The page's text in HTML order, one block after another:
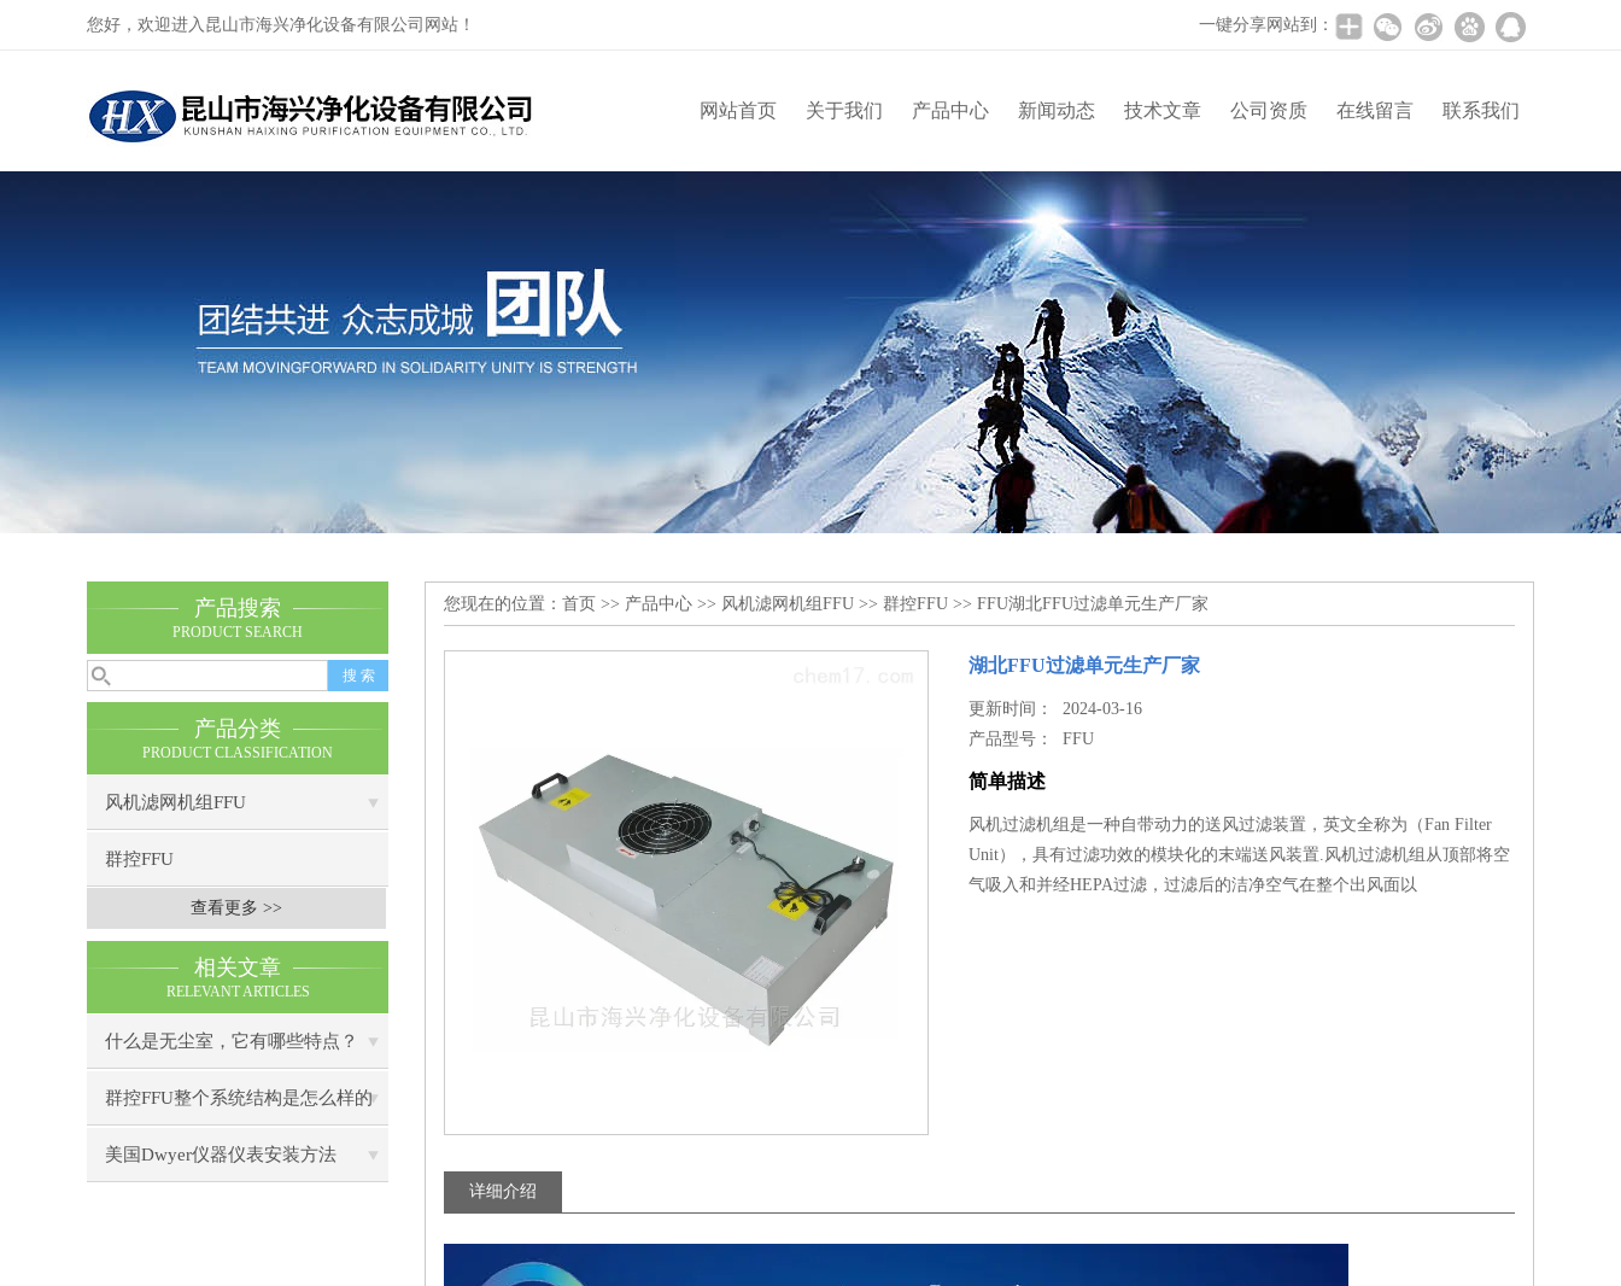
您好，欢迎进入昆山市海兴净化设备有限公司网站！ 一键分享网站到：
网站首页 关于我们 产品中心 新闻动态 技术文章 公司资质 在线留言 联系我们
产品搜索
PRODUCT SEARCH
产品分类
PRODUCT CLASSIFICATION
风机滤网机组FFU
群控FFU
查看更多 >>
相关文章
RELEVANT ARTICLES
什么是无尘室，它有哪些特点？
群控FFU整个系统结构是怎么样的
呢？
美国Dwyer仪器仪表安装方法
您现在的位置： 首页 >> 产品中心 >> 风机滤网机组FFU >> 群控FFU >> FFU湖北FFU过滤单元生产厂家
湖北FFU过滤单元生产厂家
更新时间： 2024-03-16
产品型号：FFU
简单描述
风机过滤机组是一种自带动力的送风过滤装置，英文全称为（Fan Filter
Unit），具有过滤功效的模块化的末端送风装置.风机过滤机组从顶部将空
气吸入和并经HEPA过滤，过滤后的洁净空气在整个出风面以
详细介绍